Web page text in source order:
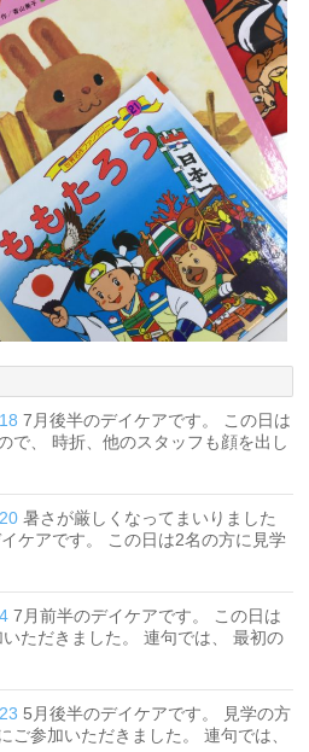
7月後半のデイケアです。 この日は
で、 時折、他のスタッフも顔を出し
暑さが厳しくなってまいりました
ケアです。 この日は2名の方に見学
7月前半のデイケアです。 この日は
いただきました。 連句では、 最初の
5月後半のデイケアです。 見学の方
ご参加いただきました。 連句では、